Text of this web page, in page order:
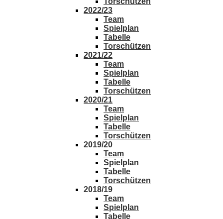
2022/23
Team
Spielplan
Tabelle
Torschützen
2021/22
Team
Spielplan
Tabelle
Torschützen
2020/21
Team
Spielplan
Tabelle
Torschützen
2019/20
Team
Spielplan
Tabelle
Torschützen
2018/19
Team
Spielplan
Tabelle